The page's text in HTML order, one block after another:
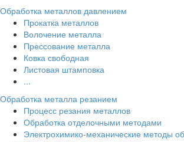
Обработка металлов давлением
Прокатка металлов
Волочение металла
Прессование металла
Ковка свободная
Листовая штамповка
...
Обработка металла резанием
Процесс резания металлов
Обработка отделочными методами
Электрохимико-механические методы